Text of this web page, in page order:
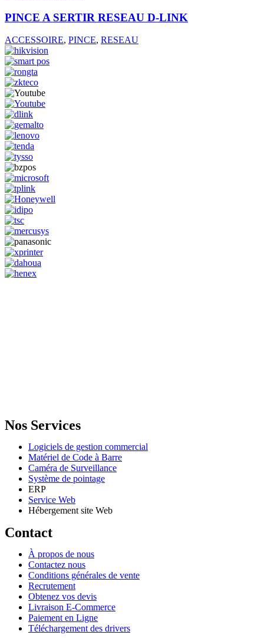
PINCE A SERTIR RESEAU D-LINK
ACCESSOIRE, PINCE, RESEAU
Nos Services
Logiciels de gestion commercial
Matériel de Code à Barre
Caméra de Surveillance
Système de pointage
ERP
Service Web
Hébergement site Web
Contact
À propos de nous
Contactez nous
Conditions générales de vente
Recrutement
Obtenez vos devis
Livraison E-Commerce
Paiement en Ligne
Téléchargement des drivers